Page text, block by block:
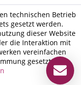
technischen Betrieb
gesetzt werden.
dieser Website
die Interaktion mit
vereinfachen
gesetzt.